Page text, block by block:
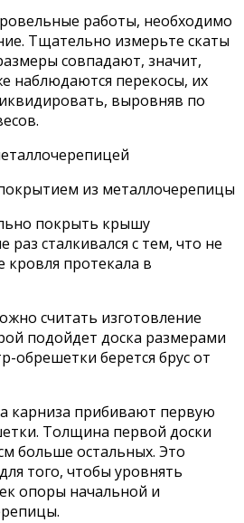
работы, необходимо
Тщательно измерьте скаты
совпадают, значит,
наблюдаются перекосы, их
выровняв по
из металлочерепицы
покрыть крышу
раз сталкивался с тем, что не
кровля протекала в
считать изготовление
подойдет доска размерами
обрешетки берется брус от
карниза прибивают первую
Толщина первой доски
больше остальных. Это
того, чтобы уровнять
опоры начальной и